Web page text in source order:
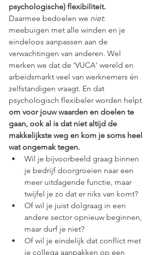
psychologische) flexibiliteit.
Daarmee bedoelen we niet:
meebuigen met alle winden en je
eindeloos aanpassen aan de
verwachtingen van anderen. Wel
merken we dat de 'VUCA' wereld en
arbeidsmarkt veel van werknemers én
zelfstandigen vraagt. En dat
psychologisch flexibeler worden helpt
om voor jouw waarden en doelen te
gaan, ook al is dat niet altijd de
makkelijkste weg en kom je soms heel
wat ongemak tegen.
Wil je bijvoorbeeld graag binnen
je bedrijf doorgroeien naar een
meer uitdagende functie, maar
twijfel je zo dat er niks van komt?
Of wil je juist dolgraag in een
andere sector opnieuw beginnen,
maar durf je niet?
Of wil je eindelijk dat conflict met
je collega aanpakken op een